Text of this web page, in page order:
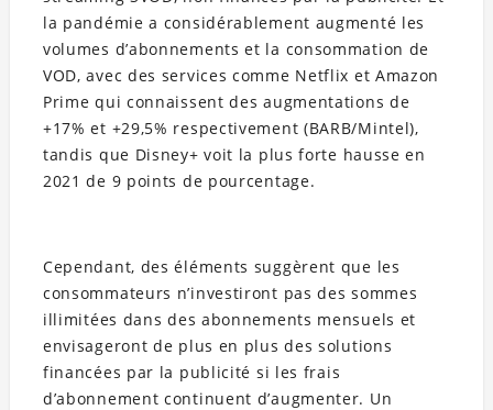
la pandémie a considérablement augmenté les
volumes d’abonnements et la consommation de
VOD, avec des services comme Netflix et Amazon
Prime qui connaissent des augmentations de
+17% et +29,5% respectivement (BARB/Mintel),
tandis que Disney+ voit la plus forte hausse en
2021 de 9 points de pourcentage.
Cependant, des éléments suggèrent que les
consommateurs n’investiront pas des sommes
illimitées dans des abonnements mensuels et
envisageront de plus en plus des solutions
financées par la publicité si les frais
d’abonnement continuent d’augmenter. Un